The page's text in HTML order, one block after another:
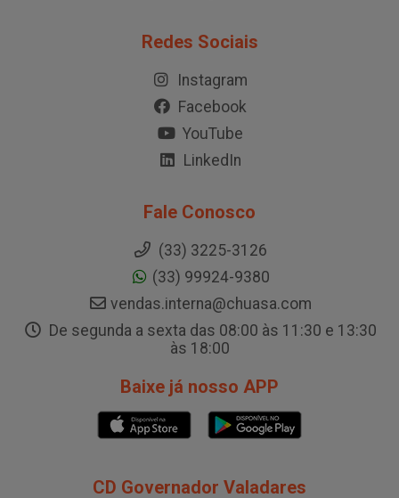
Redes Sociais
Instagram
Facebook
YouTube
LinkedIn
Fale Conosco
(33) 3225-3126
(33) 99924-9380
vendas.interna@chuasa.com
De segunda a sexta das 08:00 às 11:30 e 13:30
às 18:00
Baixe já nosso APP
CD Governador Valadares